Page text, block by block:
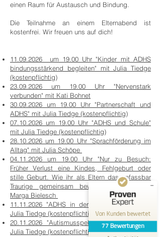
einen Raum für Austausch und Bindung.
Die Teilnahme an einem Elternabend ist
kostenfrei. Wir freuen uns auf dich!
11.09.2026 um 19.00 Uhr "Kinder mit ADHS
bindungsstärkend begleiten" mit Julia Tiedge
(kostenpflichtig)
23.09.2026 um 19.00 Uhr "Nervenstark
verbunden" mit Kati Bohnet
30.09.2026 um 19.00 Uhr "Partnerschaft und
ADHS" mit Julia Tiedge (kostenpflichtig)
07.10.2026 um 19.00 Uhr "ADHS und Schule"
mit Julia Tiedge (kostenpflichtig)
28.10.2026 um 19.00 Uhr "Sprachförderung im
Alltag" mit Julia Schöpe
04.11.2026 um 19.00 Uhr "Nur zu Besuch:
Früher Verlust eine Kindes, Fehlgeburt oder
stille Geburt. Wie ihr als Eltern das unfassbar
Traurige gemeinsam bewältigen könnt" mit
Marga Bielesch
11.11.2026 "ADHS in der KiTa begleiten" mit
Julia Tiedge (kostenpflichtig)
20.11.2026 "Autismusspektrum begleiten" mit
Julia Tiedge (kostenpflichtig)
Von Kunden bewertet
77Bewertungen
Kundenbewertungen und Erfahrungen zu
THEKLA® - Bindungsorientierte Aus- &
Weiterbildungen...
100
%
Empfehlungen auf
ProvenExpert.com
SEHR GUT
4,97
5,00
49
Bewertungen auf
ProvenExpert.com
28
Bewertungen von
2
anderen Quellen
Blick aufs ProvenExpert-Profil werfen